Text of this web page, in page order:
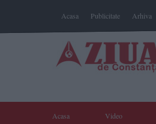
Acasa Publicitate Arhiva
Acasa Video